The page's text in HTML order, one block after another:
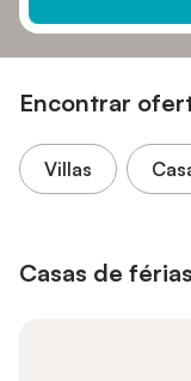
Encontrar
Villas
Casas de